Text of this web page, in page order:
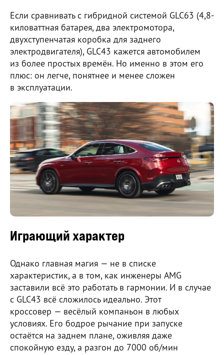
Если сравнивать с гибридной системой GLC63 (4,8-
киловаттная батарея, два электромотора,
двухступенчатая коробка для заднего
электродвигателя), GLC43 кажется автомобилем
из более простых времён. Но именно в этом его
плюс: он легче, понятнее и менее сложен
в эксплуатации.
Играющий характер
Однако главная магия — не в списке
характеристик, а в том, как инженеры AMG
заставили всё это работать в гармонии. И в случае
с GLC43 всё сложилось идеально. Этот
кроссовер — весёлый компаньон в любых
условиях. Его бодрое рычание при запуске
остаётся на заднем плане, оживляя даже
спокойную езду, а разгон до 7000 об/мин